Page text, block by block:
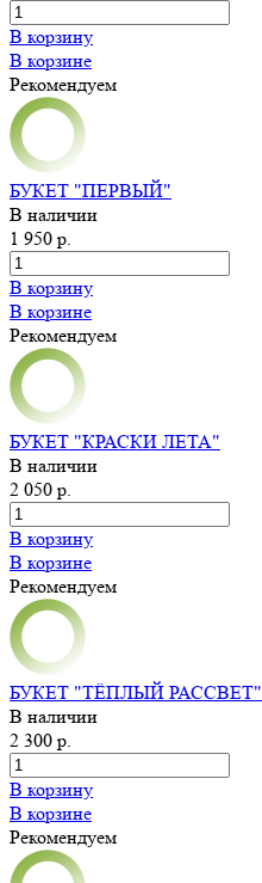
В корзину
В корзине
Рекомендуем
БУКЕТ "ПЕРВЫЙ"
В наличии
1 950 р.
В корзину
В корзине
Рекомендуем
БУКЕТ "КРАСКИ ЛЕТА"
В наличии
2 050 р.
В корзину
В корзине
Рекомендуем
БУКЕТ "ТЁПЛЫЙ РАССВЕТ"
В наличии
2 300 р.
В корзину
В корзине
Рекомендуем